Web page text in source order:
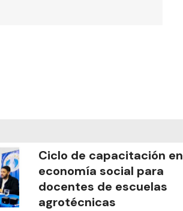
Ciclo de capacitación en
economía social para
docentes de escuelas
agrotécnicas